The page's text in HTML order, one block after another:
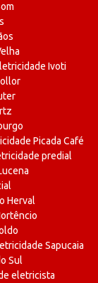
Ivoti
Picada Café
predial
Herval
Sapucaia
Sul
eletricista